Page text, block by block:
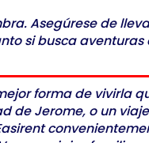
Asegúrese de
si busca
forma de vivirla
de Jerome, o un